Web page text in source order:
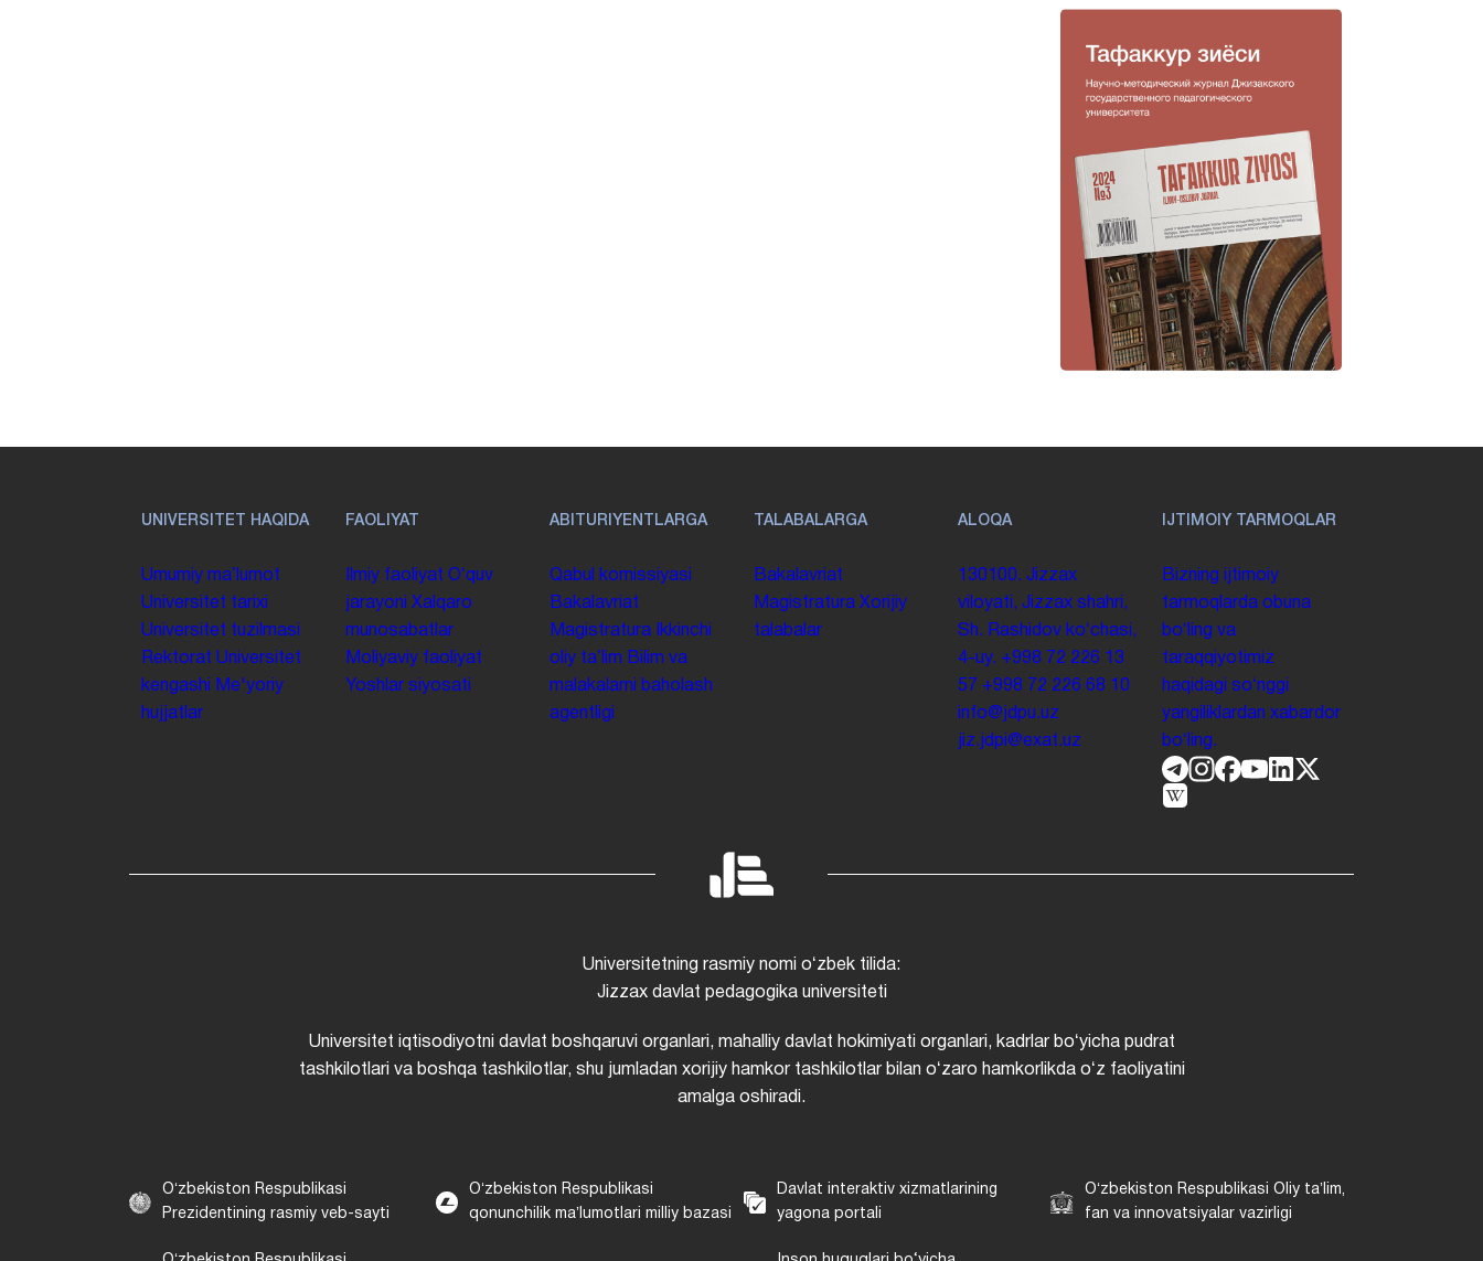
UNIVERSITET HAQIDA
Umumiy maʼlumot
Universitet tarixi
Universitet tuzilmasi
Rektorat Universitet
kengashi
Me'yoriy
hujjatlar
FAOLIYAT
Ilmiy faoliyat Oʻquv
jarayoni Xalqaro
munosabatlar
Moliyaviy faoliyat
Yoshlar siyosati
ABITURIYENTLARGA
Qabul komissiyasi
Bakalavriat
Magistratura
Ikkinchi
oliy taʼlim Bilim va
malakalarni baholash
agentligi
TALABALARGA
Bakalavriat
Magistratura Xorijiy
talabalar
ALOQA
130100. Jizzax
viloyati, Jizzax shahri,
Sh. Rashidov koʻchasi,
4-uy. +998 72 226 13
57 +998 72 226 68 10
info@jdpu.uz
jiz.jdpi@exat.uz
IJTIMOIY TARMOQLAR
Bizning ijtimoiy
tarmoqlarda obuna
boʻling va
taraqqiyotimiz
haqidagi soʻnggi
yangiliklardan xabardor
boʻling.
Universitetning rasmiy nomi oʻzbek tilida:
Jizzax davlat pedagogika universiteti
Universitet iqtisodiyotni davlat boshqaruvi organlari, mahalliy davlat hokimiyati organlari, kadrlar boʻyicha pudrat
tashkilotlari va boshqa tashkilotlar, shu jumladan xorijiy hamkor tashkilotlar bilan oʻzaro hamkorlikda oʻz faoliyatini
amalga oshiradi.
Oʻzbekiston Respublikasi
Prezidentining rasmiy veb-sayti
Oʻzbekiston Respublikasi
qonunchilik maʼlumotlari milliy bazasi
Davlat interaktiv xizmatlarining
yagona portali
Oʻzbekiston Respublikasi Oliy taʼlim,
fan va innovatsiyalar vazirligi